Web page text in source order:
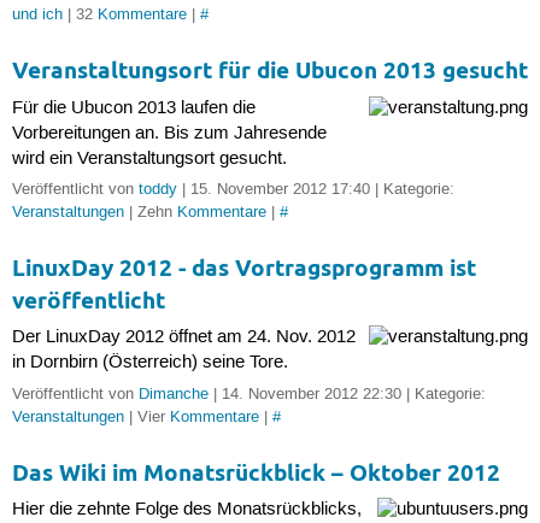
und ich| 32 Kommentare| #
Veranstaltungsort für die Ubucon 2013 gesucht
Für die Ubucon 2013 laufen die
Vorbereitungen an. Bis zum Jahresende
wird ein Veranstaltungsort gesucht.
Veröffentlicht von toddy| 15. November 2012 17:40 | Kategorie:
Veranstaltungen| Zehn Kommentare| #
LinuxDay 2012 - das Vortragsprogramm ist
veröffentlicht
Der LinuxDay 2012 öffnet am 24. Nov. 2012
in Dornbirn (Österreich) seine Tore.
Veröffentlicht von Dimanche| 14. November 2012 22:30 | Kategorie:
Veranstaltungen| Vier Kommentare| #
Das Wiki im Monatsrückblick – Oktober 2012
Hier die zehnte Folge des Monatsrückblicks,